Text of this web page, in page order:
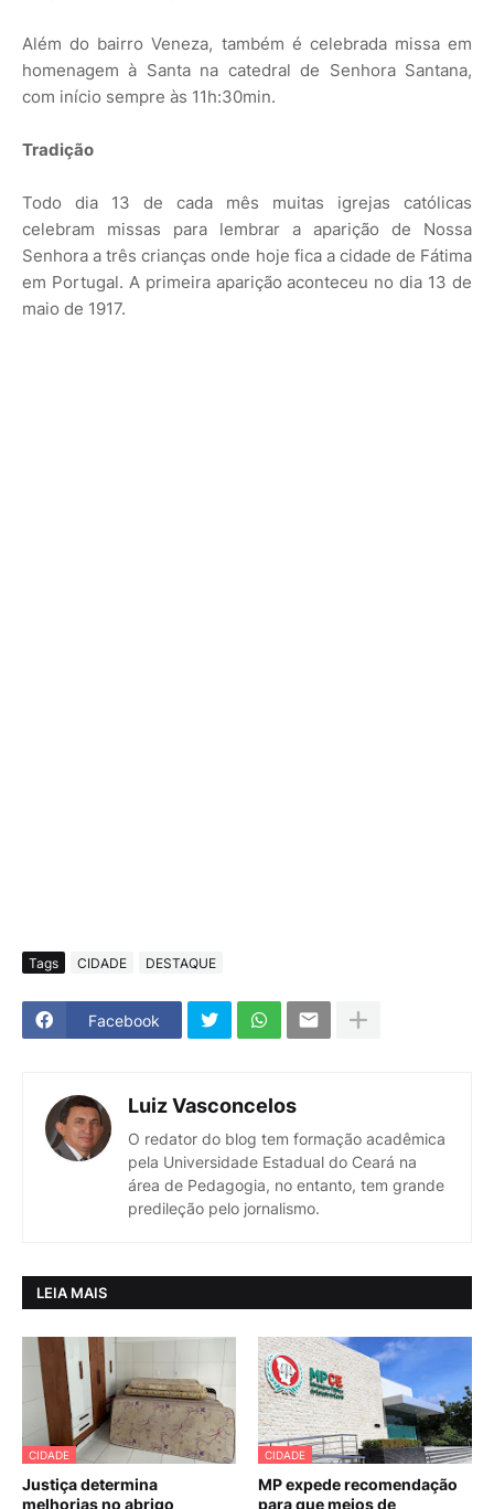
Além do bairro Veneza, também é celebrada missa em
homenagem à Santa na catedral de Senhora Santana,
com início sempre às 11h:30min.
Tradição
Todo dia 13 de cada mês muitas igrejas católicas
celebram missas para lembrar a aparição de Nossa
Senhora a três crianças onde hoje fica a cidade de Fátima
em Portugal. A primeira aparição aconteceu no dia 13 de
maio de 1917.
Tags CIDADE DESTAQUE
Facebook
Luiz Vasconcelos
O redator do blog tem formação acadêmica
pela Universidade Estadual do Ceará na
área de Pedagogia, no entanto, tem grande
predileção pelo jornalismo.
LEIA MAIS
CIDADE
Justiça determina
melhorias no abrigo
CIDADE
MP expede recomendação
para que meios de